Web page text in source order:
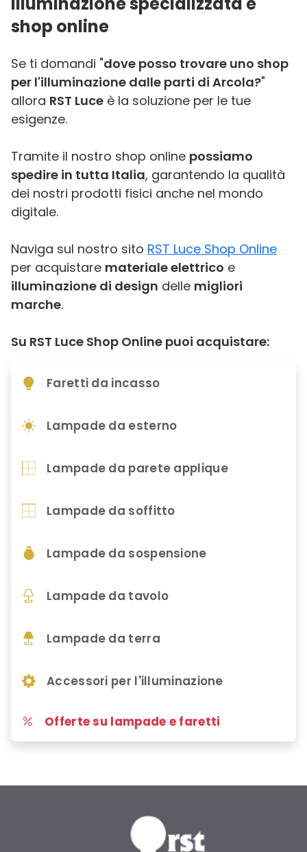
shop online
Se ti domandi "dove posso trovare uno shop
per l'illuminazione dalle parti di Arcola?"
allora RST Luce è la soluzione per le tue
esigenze.
Tramite il nostro shop online possiamo
spedire in tutta Italia, garantendo la qualità
dei nostri prodotti fisici anche nel mondo
digitale.
Naviga sul nostro sito RST Luce Shop Online
per acquistare materiale elettrico e
illuminazione di design delle migliori
marche.
Su RST Luce Shop Online puoi acquistare:
Faretti da incasso
Lampade da esterno
Lampade da parete applique
Lampade da soffitto
Lampade da sospensione
Lampade da tavolo
Lampade da terra
Accessori per l'illuminazione
Offerte su lampade e faretti